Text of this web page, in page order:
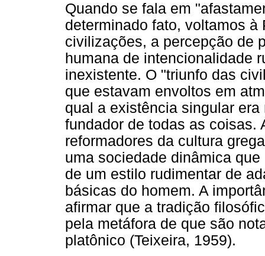
Quando se fala em
determinado fato, voltamos
civilizações, a percepção de
humana de intencionalidade
inexistente. O "triunfo das
que estavam envoltos em
qual a existência singular
fundador de todas as coisas.
reformadores da cultura
uma sociedade dinâmica
de um estilo rudimentar de
básicas do homem. A
afirmar que a tradição
pela metáfora de que são
platônico (Teixeira, 1959).